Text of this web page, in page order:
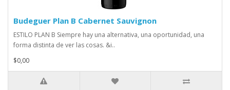
Budeguer Plan B Cabernet Sauvignon
ESTILO PLAN B Siempre hay una alternativa, una oportunidad, una
forma distinta de ver las cosas. &i..
$0,00